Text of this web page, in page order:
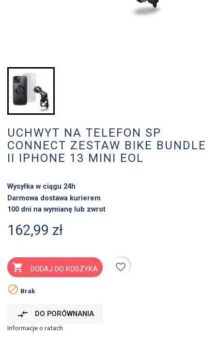
UCHWYT NA TELEFON SP
CONNECT ZESTAW BIKE BUNDLE
II IPHONE 13 MINI EOL
Wysyłka w ciągu 24h
Darmowa dostawa kurierem
100 dni na wymianę lub zwrot
162,99 zł
 DODAJ DO KOSZYKA
favorite_border
 Brak
compare_arrows DO PORÓWNANIA
Informacje o ratach